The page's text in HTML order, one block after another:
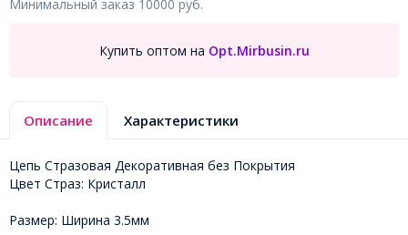
Минимальный заказ 10000 руб.
Купить оптом на Opt.Mirbusin.ru
Описание Характеристики
Цепь Стразовая Декоративная без Покрытия
Цвет Страз: Кристалл
Размер: Ширина 3.5мм